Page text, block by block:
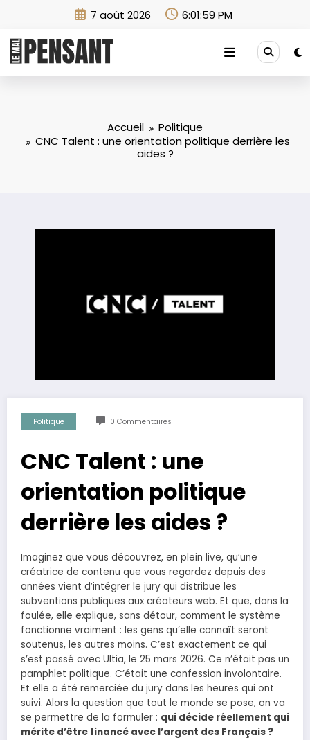
7 août 2026 6:02:00 PM
Accueil
Politique
CNC Talent : une orientation politique derrière les
aides ?
Politique 0 Commentaires
CNC Talent : une
orientation politique
derrière les aides ?
Imaginez que vous découvrez, en plein live, qu’une
créatrice de contenu que vous regardez depuis des
années vient d’intégrer le jury qui distribue les
subventions publiques aux créateurs web. Et que, dans la
foulée, elle explique, sans détour, comment le système
fonctionne vraiment : les gens qu’elle connaît seront
soutenus, les autres moins. C’est exactement ce qui
s’est passé avec Ultia, le 25 mars 2026. Ce n’était pas un
pamphlet politique. C’était une confession involontaire.
Et elle a été remerciée du jury dans les heures qui ont
suivi. Alors la question que tout le monde se pose, on va
se permettre de la formuler : qui décide réellement qui
mérite d’être financé avec l’argent des Français ?